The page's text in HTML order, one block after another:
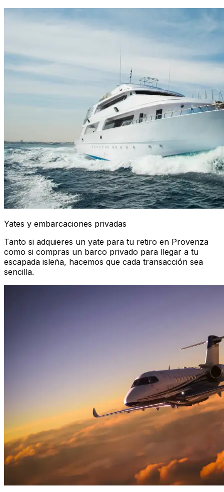
Yates y embarcaciones privadas
Tanto si adquieres un yate para tu retiro en Provenza
como si compras un barco privado para llegar a tu
escapada isleña, hacemos que cada transacción sea
sencilla.